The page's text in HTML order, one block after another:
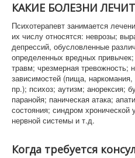
КАКИЕ БОЛЕЗНИ
Психотерапевт занимается
их числу относятся: неврозы;
депрессий, обусловленные
определенных вредных
травм; чрезмерная тревожность;
зависимостей (пища,
пр.); психоз; аутизм; анорексия;
паранойя; паническая атака;
состояния; синдром хронической
нервной системы и т.д.
Когда требуется